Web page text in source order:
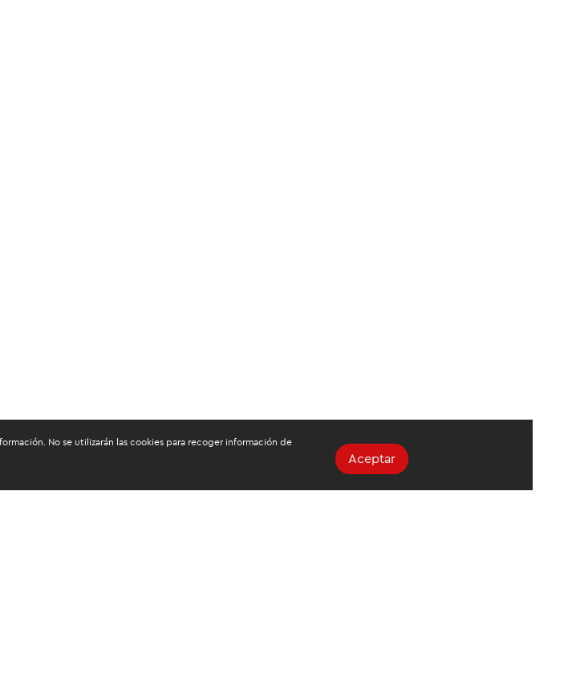
No se utilizarán las cookies para recoger información de
Aceptar